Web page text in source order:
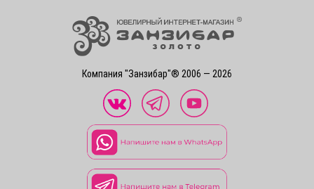
Компания "Занзибар"® 2006 — 2026